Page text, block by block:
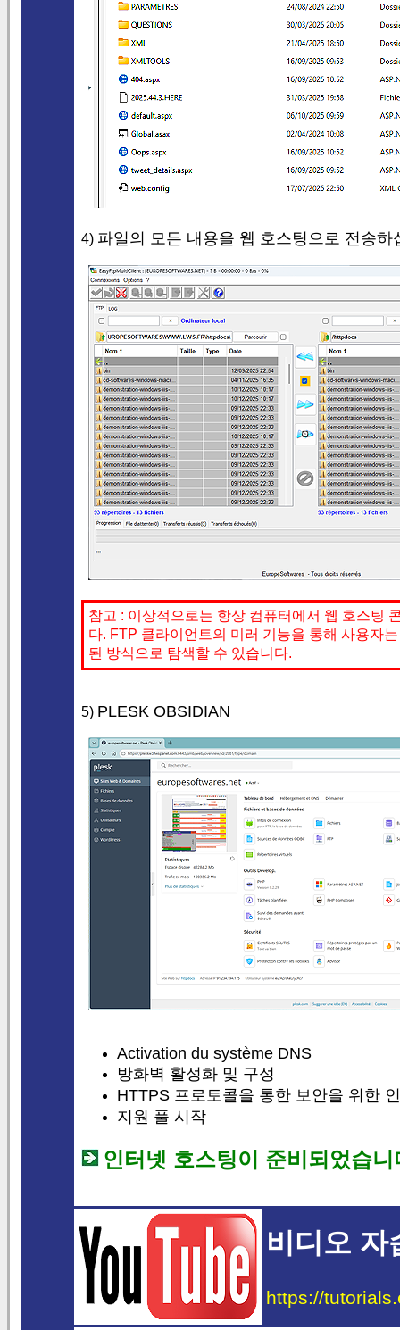
4) 파일의 모든 내용을 웹 호스팅으로 전송하
참고 : 이상적으로는 항상 컴퓨터에서 웹 호스팅
다. FTP 클라이언트의 미러 기능을 통해 사용자
된 방식으로 탐색할 수 있습니다.
5) PLESK OBSIDIAN
Activation du système DNS
방화벽 활성화 및 구성
HTTPS 프로토콜을 통한 보안을 위한
지원 풀 시작
인터넷 호스팅이 준비되었습니
비디오 자
https://